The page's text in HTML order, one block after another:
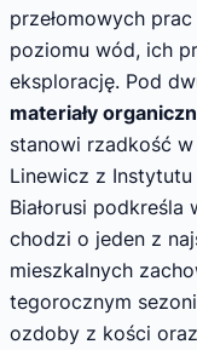
przełomowych
poziomu wód, ich
eksplorację. Pod
materiały
stanowi rzadkość
Linewicz z
Białorusi
chodzi o jeden z
mieszkalnych
tegorocznym
ozdoby z kości